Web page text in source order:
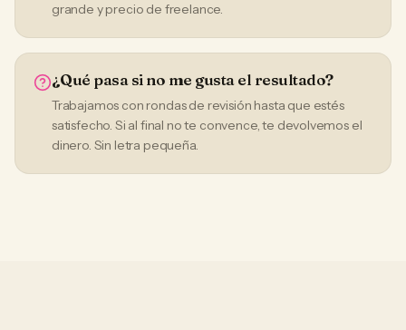
grande y precio de freelance.
¿Qué pasa si no me gusta el resultado?
Trabajamos con rondas de revisión hasta que estés
satisfecho. Si al final no te convence, te devolvemos el
dinero. Sin letra pequeña.